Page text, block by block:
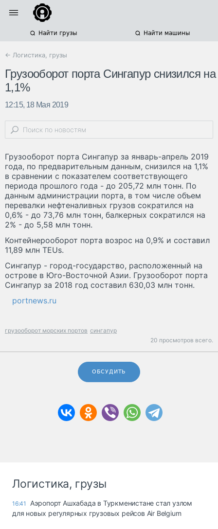
Найти грузы Найти машины
← Логистика, грузы
Грузооборот порта Сингапур снизился на
1,1%
12:15, 18 Мая 2019
Грузооборот порта Сингапур за январь-апрель 2019
года, по предварительным данным, снизился на 1,1%
в сравнении с показателем соответствующего
периода прошлого года - до 205,72 млн тонн. По
данным администрации порта, в том числе объем
перевалки нефтеналивных грузов сократился на
0,6% - до 73,76 млн тонн, балкерных сократился на
2% - до 5,58 млн тонн.
Контейнерооборот порта возрос на 0,9% и составил
11,89 млн TEUs.
Сингапур - город-государство, расположенный на
острове в Юго-Восточной Азии. Грузооборот порта
Сингапур за 2018 год составил 630,03 млн тонн.
portnews.ru
грузооборот морских портов сингапур
20 просмотров всего.
ОБСУДИТЬ
Логистика, грузы
16:41
Аэропорт Ашхабада в Туркменистане стал узлом
для новых регулярных грузовых рейсов Air Belgium